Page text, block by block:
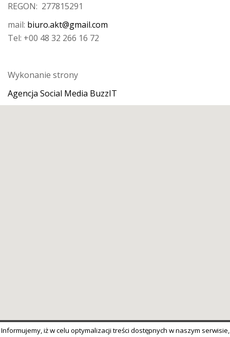
REGON: 277815291
mail: biuro.akt@gmail.com
Tel: +00 48 32 266 16 72
Wykonanie strony
Agencja Social Media BuzzIT
Informujemy, iż w celu optymalizacji treści dostępnych w naszym serwisie,